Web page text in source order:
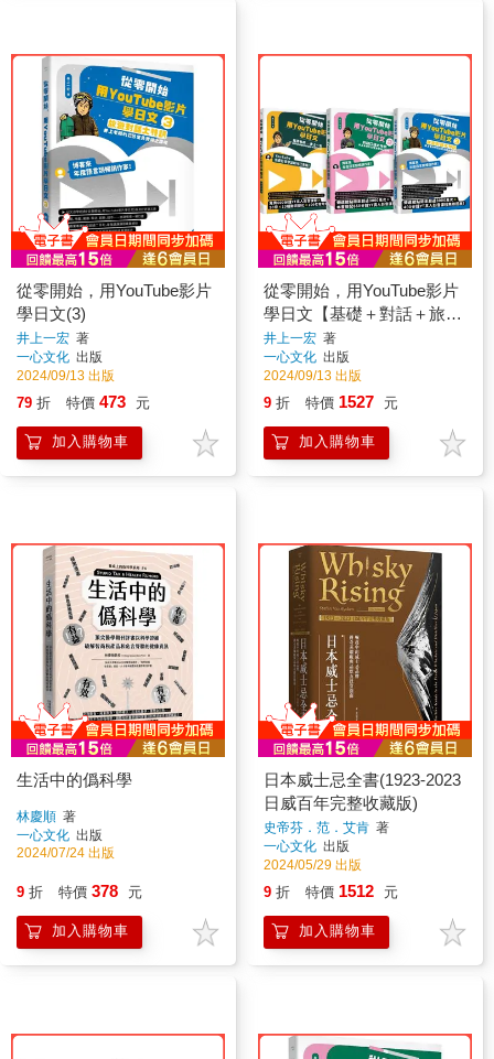
從零開始，用YouTube影片
學日文(3)
井上一宏 著
一心文化 出版
2024/09/13 出版
79 折 特價 473 元
加入購物車
從零開始，用YouTube影片
學日文【基礎＋對話＋旅遊
1-3冊套書】
井上一宏 著
一心文化 出版
2024/09/13 出版
9 折 特價 1527 元
加入購物車
生活中的僞科學
林慶順 著
一心文化 出版
2024/07/24 出版
9 折 特價 378 元
加入購物車
日本威士忌全書(1923-2023
日威百年完整收藏版)
史帝芬．范．艾肯 著
一心文化 出版
2024/05/29 出版
9 折 特價 1512 元
加入購物車